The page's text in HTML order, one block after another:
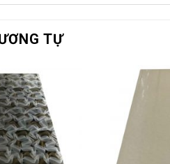
Bảo Châu
Tấm ốp PVC vân đá, bề mặt in
Dài 2440mm x Rộng 1220mm x
Bán theo tấm
≈ 2,977 m²/tấm
Việt Nam
TỰ